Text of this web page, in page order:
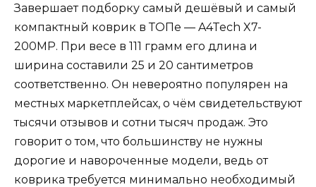
Завершает подборку самый дешёвый и самый
компактный коврик в ТОПе — A4Tech X7-
200MP. При весе в 111 грамм его длина и
ширина составили 25 и 20 сантиметров
соответственно. Он невероятно популярен на
местных маркетплейсах, о чём свидетельствуют
тысячи отзывов и сотни тысяч продаж. Это
говорит о том, что большинству не нужны
дорогие и навороченные модели, ведь от
коврика требуется минимально необходимый